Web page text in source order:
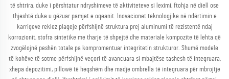
të shtrira, duke i përshtatur ndryshimeve të aktiviteteve si leximi, ftohja në diell ose
thjeshtë duke u gëzuar pamjet e oqeanit. Inovacionet teknologjike në ndërtimin e
karrigeve reklez plageje përfshijnë struktura prej aluminumi të rezistentë ndaj
korrozionit, stofra sintetike me tharje të shpejtë dhe materiale kompozite të lehta që
zvogëlojnë peshën totale pa kompromentuar integritetin strukturor. Shumë modele
të kohëve të sotme përfshijnë veçori të avancuara si mbajtëse tashesh të integruara,
xhepa depozitimi, pillowë të heqshëm dhe madje ombrella të integruara për mbrojtje